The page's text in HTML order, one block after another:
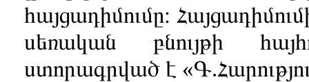
հայցադիմումը։
սեռական բնույթի
ստորագրված է